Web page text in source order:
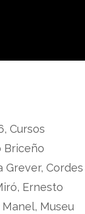
, Cursos
Briceño
Grever, Cordes
, Ernesto
, Museu